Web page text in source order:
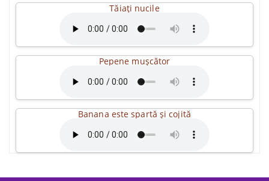
Tăiați nucile
Pepene mușcător
Banana este spartă și cojită